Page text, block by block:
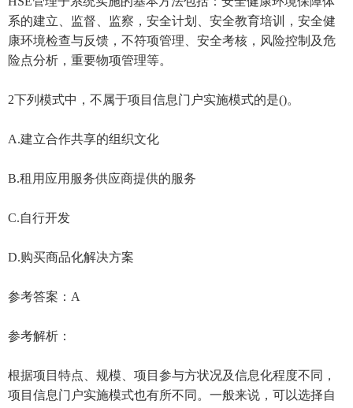
系的建立、监督、监察，安全计划、安全教育培训，安全健
康环境检查与反馈，不符项管理、安全考核，风险控制及危
险点分析，重要物项管理等。
2下列模式中，不属于项目信息门户实施模式的是()。
A.建立合作共享的组织文化
B.租用应用服务供应商提供的服务
C.自行开发
D.购买商品化解决方案
参考答案：A
参考解析：
根据项目特点、规模、项目参与方状况及信息化程度不同，
项目信息门户实施模式也有所不同。一般来说，可以选择自